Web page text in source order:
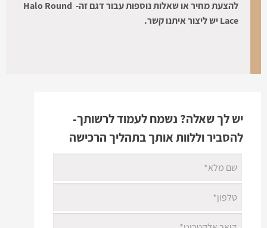
להצעת מחיר או שאלות נוספות עבור דגם זה- Halo Round
Lace יש ליצור איתנו קשר.
יש לך שאלה? נשמח לעמוד לרשותך-
להסביר וללוות אותך בתהליך הרכישה